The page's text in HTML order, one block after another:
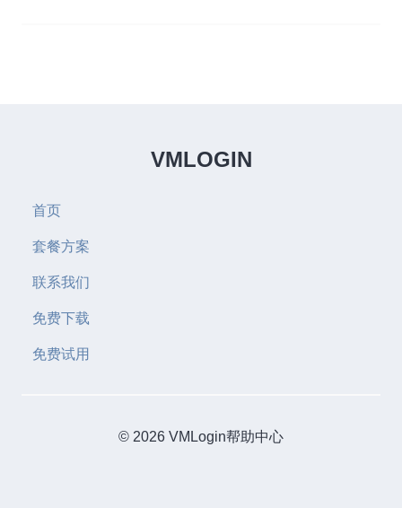
VMLOGIN
首页
套餐方案
联系我们
免费下载
免费试用
© 2026 VMLogin帮助中心